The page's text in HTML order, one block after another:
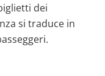
dei
si traduce in